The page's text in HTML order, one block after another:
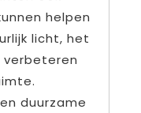
helpen
licht, het
duurzame